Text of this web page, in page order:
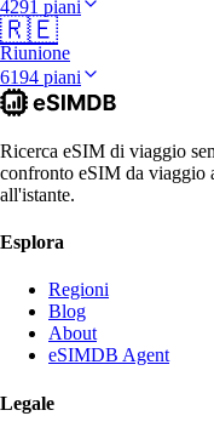
4291 piani
🇷🇪
Riunione
6194 piani
Ricerca eSIM di viaggio
confronto eSIM da viaggio
all'istante.
Esplora
Regioni
Blog
About
eSIMDB Agent
Legale